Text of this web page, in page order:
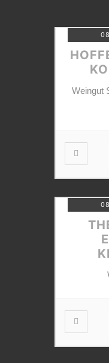
Weingut